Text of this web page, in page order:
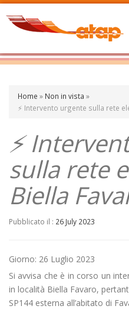
Home » Non in vista »
⚡ Intervento urgente sulla rete
⚡
sulla rete
Biella
Pubblicato il : 26 July 2023
Giorno: 26 Luglio 2023
Si avvisa che è in corso un
in località Biella Favaro,
SP144 esterna all’abitato di